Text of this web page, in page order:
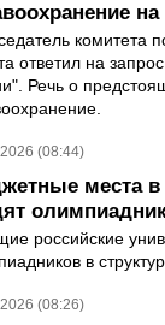
на
комитета
ответил на
Речь о
(08:44)
места в
российские
в
(08:26)